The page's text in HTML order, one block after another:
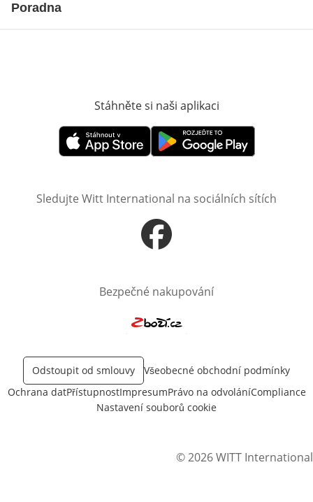
Poradna
Stáhněte si naši aplikaci
Otevře v novém okněOtevře v novém okně
Sledujte Witt International na sociálních sítích
Otevře v novém okně
Bezpečné nakupování
Odstoupit od smlouvy
Všeobecné obchodní podmínky
Ochrana datPřístupnostImpresumPrávo na odvoláníCompliance
Nastavení souborů cookie
© 2026 WITT International